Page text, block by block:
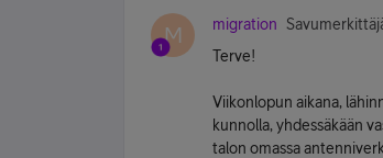
M migration
Terve!
Viikonlopun aikana,
kunnolla, yhdessäkään
talon omassa